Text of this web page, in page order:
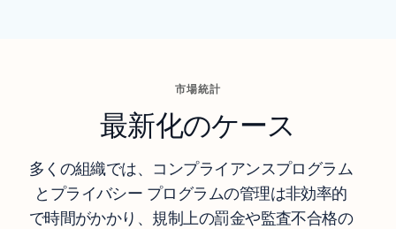
市場統計
最新化のケース
多くの組織では、コンプライアンスプログラム
とプライバシー プログラムの管理は非効率的
で時間がかかり、規制上の罰金や監査不合格の